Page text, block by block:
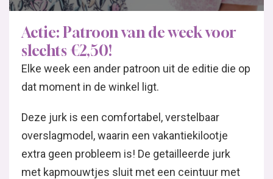
Actie: Patroon van de week voor
slechts €2,50!
Elke week een ander patroon uit de editie die op
dat moment in de winkel ligt.
Deze jurk is een comfortabel, verstelbaar
overslagmodel, waarin een vakantiekilootje
extra geen probleem is! De getailleerde jurk
met kapmouwtjes sluit met een ceintuur met